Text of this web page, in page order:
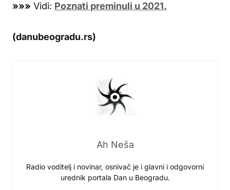
»»» Vidi: Poznati preminuli u 2021.
(danubeogradu.rs)
Ah Neša
Radio voditelj i novinar, osnivač je i glavni i odgovorni
urednik portala Dan u Beogradu.